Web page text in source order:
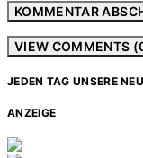
VIEW COMMENTS
JEDEN TAG UNSERE
ANZEIGE